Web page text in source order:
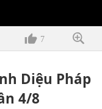
7
Diệu Pháp
4/8